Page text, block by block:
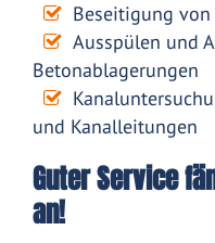
Beseitigung von
Ausspülen und
Betonablagerungen
und Kanalleitungen
Guter Service
an!